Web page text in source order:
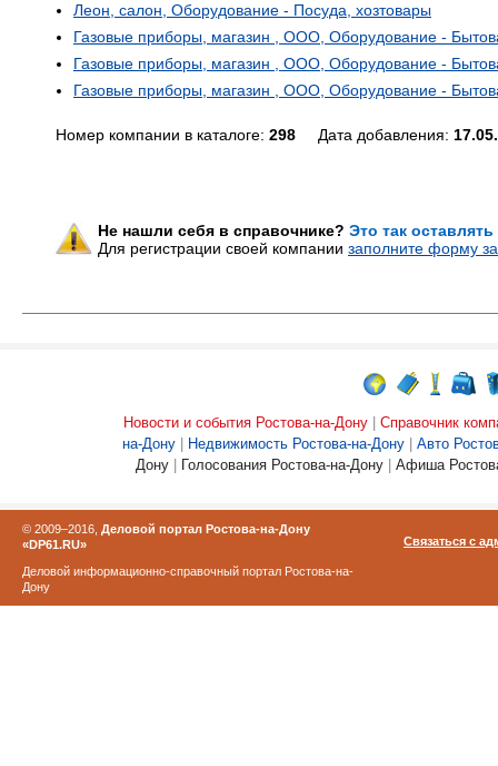
Леон, салон, Оборудование - Посуда, хозтовары
Газовые приборы, магазин , ООО, Оборудование -
Газовые приборы, магазин , ООО, Оборудование -
Газовые приборы, магазин , ООО, Оборудование -
Номер компании в каталоге: 298 Дата добавления:
Не нашли себя в справочнике? Это так
Для регистрации своей компании заполните форму
Новости и события Ростова-на-Дону
Справочник
на-Дону
Недвижимость Ростова-на-Дону
Авто
Дону
Голосования Ростова-на-Дону Афиша
© 2009–2016, Деловой портал Ростова-на-Дону
«DP61.RU»
Деловой информационно-справочный портал Ростова-на-
Дону
Связаться с